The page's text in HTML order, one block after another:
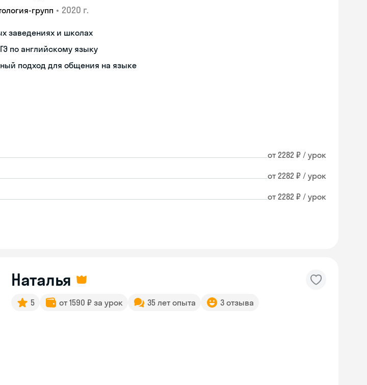
групп • 2020 г.
заведениях и школах
по английскому языку
подход для общения на языке
от 2282 ₽ / урок
от 2282 ₽ / урок
от 2282 ₽ / урок
Наталья
5 от 1590 ₽ за урок 35 лет опыта 3 отзыва